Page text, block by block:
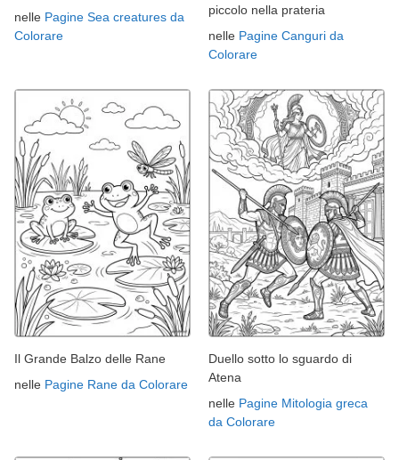
nelle Pagine Sea creatures da
Colorare
piccolo nella prateria
nelle Pagine Canguri da
Colorare
Il Grande Balzo delle Rane
nelle Pagine Rane da Colorare
Duello sotto lo sguardo di
Atena
nelle Pagine Mitologia greca
da Colorare